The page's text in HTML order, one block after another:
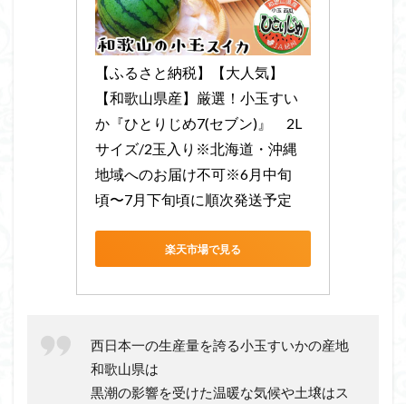
【ふるさと納税】【大人気】
【和歌山県産】厳選！小玉すい
か『ひとりじめ7(セブン)』　2L
サイズ/2玉入り※北海道・沖縄
地域へのお届け不可※6月中旬
頃〜7月下旬頃に順次発送予定
楽天市場で見る
西日本一の生産量を誇る小玉すいかの産地
和歌山県は
黒潮の影響を受けた温暖な気候や土壌はス